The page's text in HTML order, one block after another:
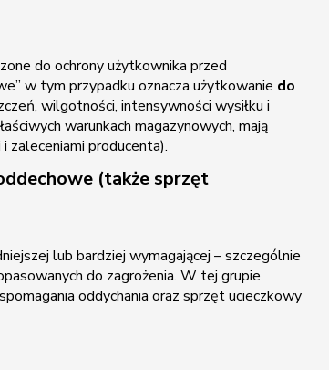
do ochrony użytkownika przed
w tym przypadku oznacza użytkowanie do
wilgotności, intensywności wysiłku i
warunkach magazynowych, mają
zaleceniami producenta).
(także sprzęt
lub bardziej wymagającej – szczególnie
do zagrożenia. W tej grupie
oddychania oraz sprzęt ucieczkowy